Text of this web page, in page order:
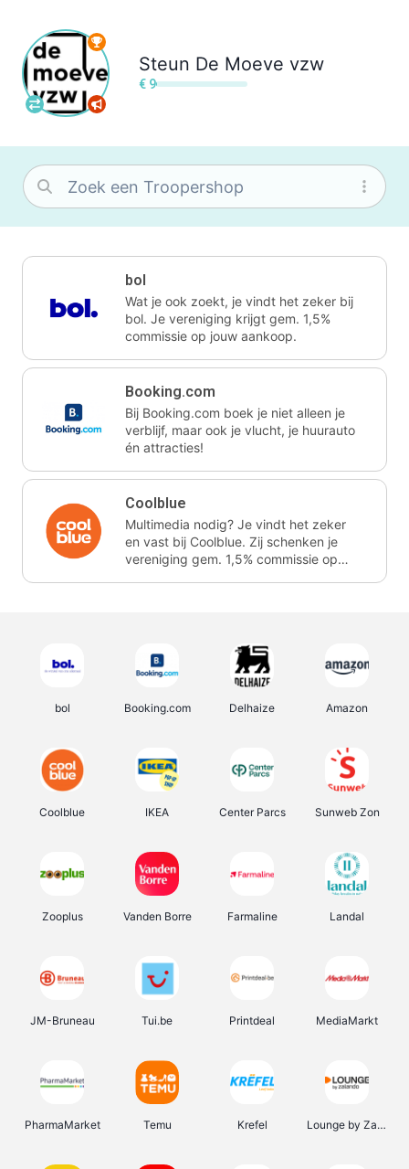
Steun De Moeve vzw
€ 9
bol
Wat je ook zoekt, je vindt het zeker bij
bol. Je vereniging krijgt gem. 1,5%
commissie op jouw aankoop.
Booking.com
Bij Booking.com boek je niet alleen je
verblijf, maar ook je vlucht, je huurauto
én attracties!
Coolblue
Multimedia nodig? Je vindt het zeker
en vast bij Coolblue. Zij schenken je
vereniging gem. 1,5% commissie op
bol Booking.com Delhaize Amazon
Coolblue IKEA Center Parcs Sunweb Zon
Zooplus Vanden Borre Farmaline Landal
JM-Bruneau Tui.be Printdeal MediaMarkt
PharmaMarket Temu Krefel Lounge by Zalando